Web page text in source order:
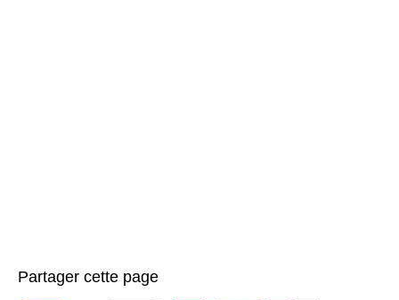
Partager cette page